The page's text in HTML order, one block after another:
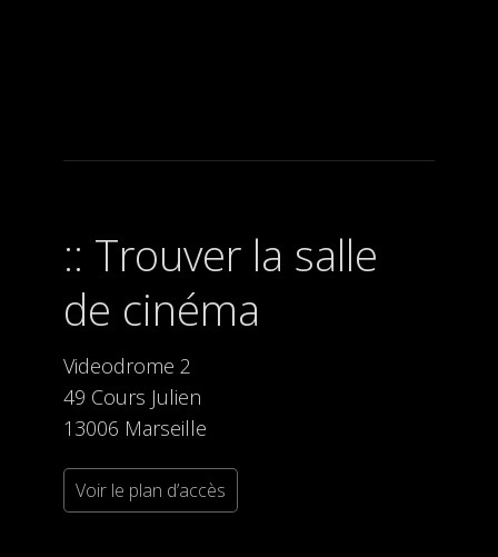
Trouver la salle
de cinéma
Videodrome 2
49 Cours Julien
13006 Marseille
Voir le plan d’accès